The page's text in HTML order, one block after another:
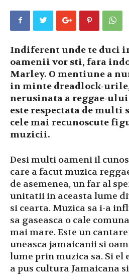
Indiferent unde te duci
oamenii vor sti, fara
Marley. O mentiune a
in minte dreadlock-
nerusinata a reggae-
este respectata de multi
cele mai recunoscute
muzicii.
Desi multi oameni il
care a facut muzica
de asemenea, un far al
unitatii in aceasta lume
si cearta. Muzica sa i-a
sa gaseasca o cale
mai mare. Este un
uneasca jamaicanii si
lume prin muzica sa. Si el
a pus cultura Jamaicana